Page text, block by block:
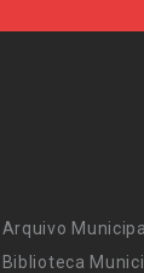
Arquivo Municipal
Biblioteca